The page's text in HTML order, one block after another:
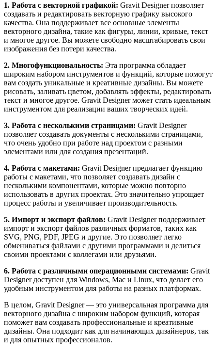
1. Работа с векторной графикой: Gravit Designer позволяет
создавать и редактировать векторную графику высокого
качества. Она поддерживает все основные элементы
векторного дизайна, такие как фигуры, линии, кривые, текст
и многое другое. Вы можете свободно масштабировать свои
изображения без потери качества.
2. Многофункциональность: Эта программа обладает
широким набором инструментов и функций, которые помогут
вам создать уникальные и креативные дизайны. Вы можете
рисовать, заливать цветом, добавлять эффекты, редактировать
текст и многое другое. Gravit Designer может стать идеальным
инструментом для реализации ваших творческих идей.
3. Работа с несколькими страницами: Gravit Designer
позволяет создавать документы с несколькими страницами,
что очень удобно при работе над проектом с разными
элементами или для создания презентаций.
4. Работа с макетами: Gravit Designer предлагает функцию
работы с макетами, что позволяет создавать дизайн с
несколькими компонентами, которые можно повторно
использовать в других проектах. Это значительно упрощает
процесс работы и увеличивает производительность.
5. Импорт и экспорт файлов: Gravit Designer поддерживает
импорт и экспорт файлов различных форматов, таких как
SVG, PNG, PDF, JPEG и другие. Это позволяет легко
обмениваться файлами с другими программами и делиться
своими проектами с коллегами или друзьями.
6. Работа с различными операционными системами: Gravit
Designer доступен для Windows, Mac и Linux, что делает его
удобным инструментом для работы на разных платформах.
В целом, Gravit Designer — это универсальная программа для
векторного дизайна с широким набором функций, которая
поможет вам создавать профессиональные и креативные
дизайны. Она подходит как для начинающих дизайнеров, так
и для опытных профессионалов.